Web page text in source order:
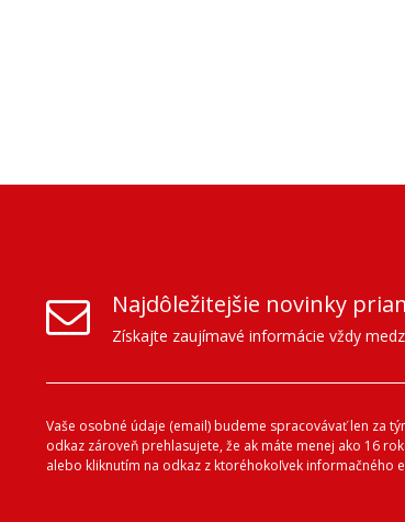
Najdôležitejšie novinky
Získajte zaujímavé informácie vždy
Vaše osobné údaje (email) budeme spracovávať len za
odkaz zároveň prehlasujete, že ak máte menej ako 16
alebo kliknutím na odkaz z ktoréhokoľvek informačného